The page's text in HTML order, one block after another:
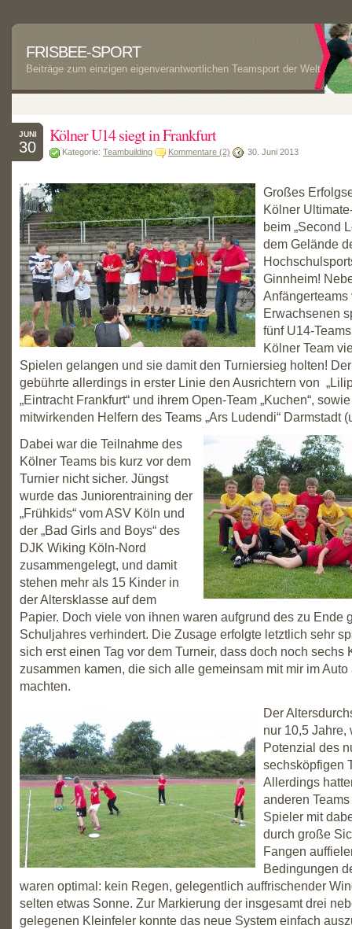
FRISBEE-SPORT
Beiträge zum einzigen eigenverantwortlichen Teamsport der Welt
JUNI
30
Kölner U14 siegt in Frankfurt
Kategorie: Teambuilding Kommentare (2) 30. Juni 2013
Großes
Kölner
beim „Second
dem Gelände
Ginnheim!
Anfängerteams
Erwachsenen
fünf U14-
Kölner Team
Spielen gelangen und sie damit den Turniersieg holten!
gebührte allerdings in erster Linie den Ausrichtern von
„Eintracht Frankfurt“ und ihrem Open-Team „Kuchen“,
mitwirkenden Helfern des Teams „Ars Ludendi“ Darmstadt
Dabei war die Teilnahme des
Kölner Teams bis kurz vor dem
Turnier nicht sicher. Jüngst
wurde das Juniorentraining der
„Frühkids“ vom ASV Köln und
der „Bad Girls and Boys“ des
DJK Wiking Köln-Nord
zusammengelegt, und damit
stehen mehr als 15 Kinder in
der Altersklasse auf dem
Papier. Doch viele von ihnen waren aufgrund des zu Ende
Schuljahres verhindert. Die Zusage erfolgte letztlich sehr
sich erst einen Tag vor dem Turneir, dass doch noch sechs
zusammen kamen, die sich alle gemeinsam mit mir im Auto
machten.
Der
nur 10,5
Potenzial des
sechsköpfigen
Allerdings
anderen
Spieler mit
durch große
Fangen
Bedingungen
waren optimal: kein Regen, gelegentlich auffrischender
selten etwas Sonne. Zur Markierung der insgesamt drei
gelegenen Kleinfeler konnte das neue System einfach